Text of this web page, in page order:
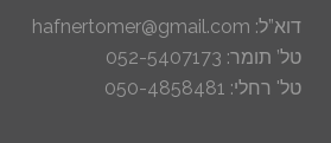
דוא”ל: hafnertomer@gmail.com
טל’ תומר: 052-5407173
טל' רחלי: 050-4858481